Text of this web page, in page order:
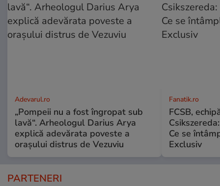
Adevarul.ro
„Pompeii nu a fost îngropat sub
lavă“. Arheologul Darius Arya
explică adevărata poveste a
orașului distrus de Vezuviu
Fanatik.ro
FCSB,
Ce se
Exclusiv
PARTENERI